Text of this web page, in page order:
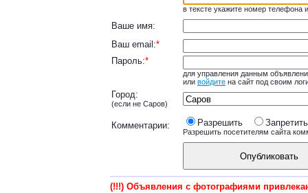
в тексте укажите номер телефона
Ваше имя:
Ваш email:*
Пароль:*
для управления данным
или войдите на сайт под своим
Город:
(если не Саров)
Комментарии: Разрешить Запретить
Разрешить посетителям сайта
Опубликовать
(!!!) Объявления с фотографиями